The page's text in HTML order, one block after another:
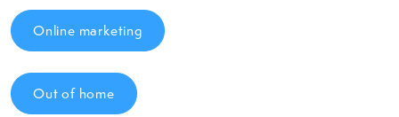
Online marketing
Out of home